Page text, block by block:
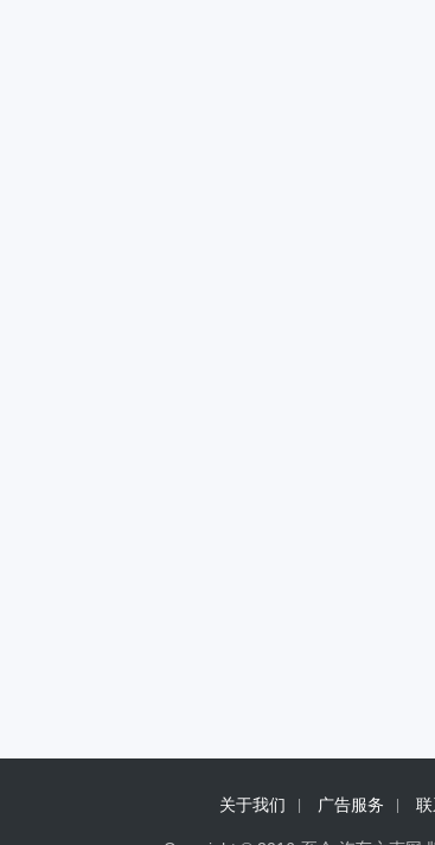
关于我们 广告服务